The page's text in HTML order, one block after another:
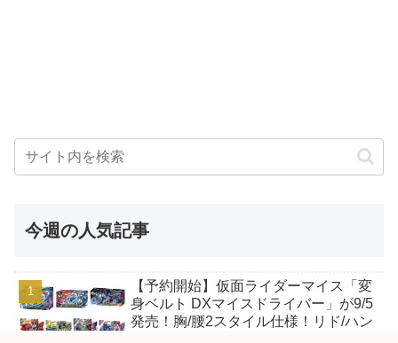
今週の人気記事
【予約開始】仮面ライダーマイス「変
身ベルト DXマイスドライバー」が9/5
発売！胸/腰2スタイル仕様！リド/ハン